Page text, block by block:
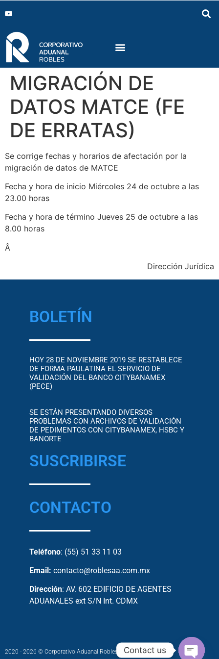
MIGRACIÓN DE
DATOS MATCE (FE
DE ERRATAS)
Se corrige fechas y horarios de afectación por la
migración de datos de MATCE
Fecha y hora de inicio Miércoles 24 de octubre a las
23.00 horas
Fecha y hora de término Jueves 25 de octubre a las
8.00 horas
Â
Dirección Jurídica
BOLETÍN
HOY 28 DE NOVIEMBRE 2019 SE RESTABLECE
DE FORMA PAULATINA EL SERVICIO DE
VALIDACIÓN DEL BANCO CITYBANAMEX
(PECE)
SE ESTÁN PRESENTANDO DIVERSOS
PROBLEMAS CON ARCHIVOS DE VALIDACIÓN
DE PEDIMENTOS CON CITYBANAMEX, HSBC Y
BANORTE
SUSCRIBIRSE
CONTACTO
Teléfono: (55) 51 33 11 03
Email: contacto@roblesaa.com.mx
Dirección: AV. 602 EDIFICIO DE AGENTES
ADUANALES ext S/N Int. CDMX
2020 - 2026 © Corporativo Aduanal Robles Contact us